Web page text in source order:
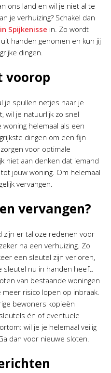
ons land en wil je niet al te
je verhuizing? Schakel dan
Spijkenisse in. Zo wordt
handen genomen en kun jij
dingen.
voorop
je spullen netjes naar je
wil je natuurlijk zo snel
helemaal als een
dingen om een fijn
voor optimale
niet aan denken dat iemand
jouw woning. Om helemaal
vervangen.
vervangen?
zijn er talloze redenen voor
na een verhuizing. Zo
een sleutel zijn verloren,
sleutel nu in handen heeft.
van bestaande woningen
risico lopen op inbraak.
bewoners kopieën
én of eventuele
wil je je helemaal veilig
dan voor nieuwe sloten.